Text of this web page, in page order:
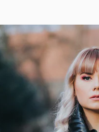
tạo giúp bạn làm chủ những
sắc nhất. Hơn 1 triệu người
từ các nhà sáng tạo, doanh
và studio.